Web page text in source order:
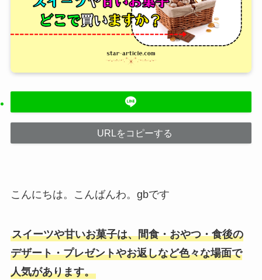
URLをコピーする
こんにちは。こんばんわ。gbです
スイーツや甘いお菓子は、間食・おやつ・食後の
デザート・プレゼントやお返しなど色々な場面で
人気があります。